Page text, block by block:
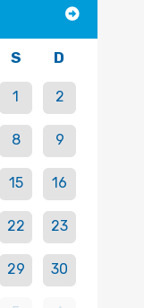
JUN
S D
1 2
8 9
15 16
22 23
29 30